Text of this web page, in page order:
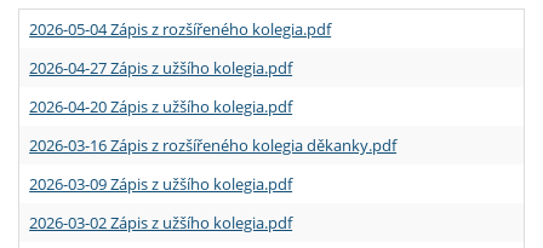
2026-05-04 Zápis z rozšířeného kolegia.pdf
2026-04-27 Zápis z užšího kolegia.pdf
2026-04-20 Zápis z užšího kolegia.pdf
2026-03-16 Zápis z rozšířeného kolegia děkanky.pdf
2026-03-09 Zápis z užšího kolegia.pdf
2026-03-02 Zápis z užšího kolegia.pdf